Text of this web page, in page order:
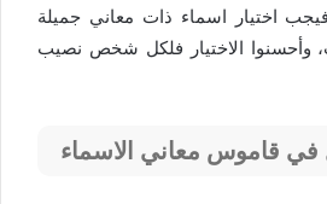
اختيار اسماء ذات معاني جميلة
وأحسنوا الاختيار فلكل شخص نصيب
قاموس معاني الاسماء